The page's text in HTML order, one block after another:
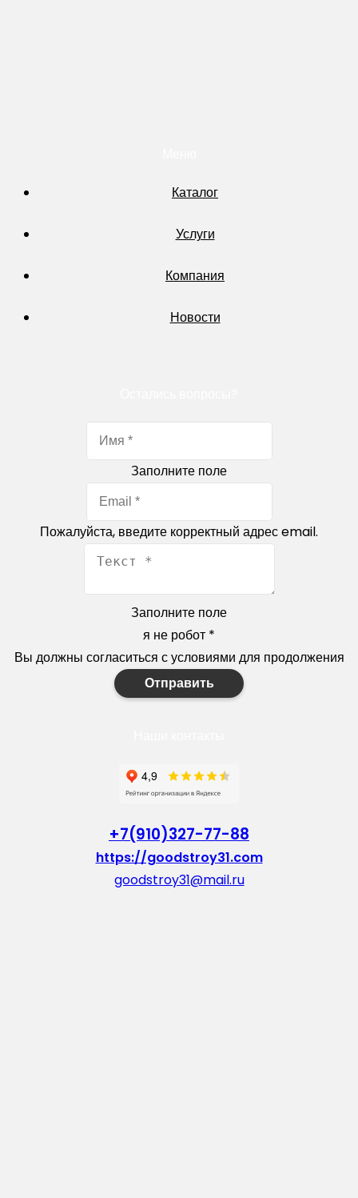
Каталог
Услуги
Компания
Новости
Заполните поле
Пожалуйста, введите корректный адрес email.
Заполните поле
я не робот *
Вы должны согласиться с условиями для продолжения
Отправить
+7(910)327-77-88
https://goodstroy31.com
goodstroy31@mail.ru